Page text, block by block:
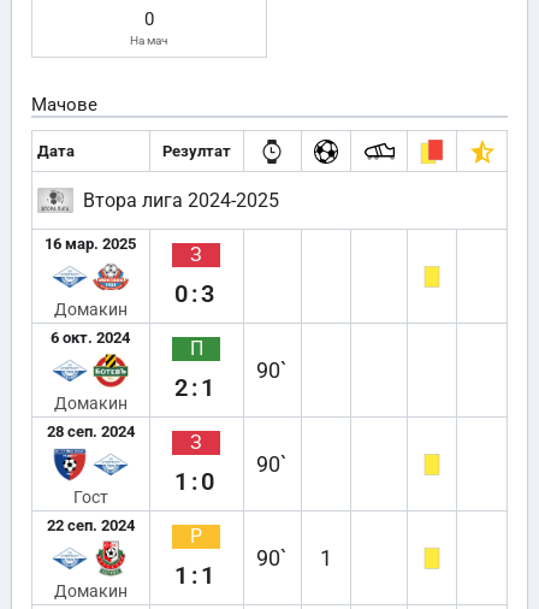
0
На мач
Мачове
Дата Резултат
Втора лига 2024-2025
16 мар. 2025
Домакин
З
0:3
6 окт. 2024
Домакин
П
2:1
90`
28 сеп. 2024
Гост
З
1:0
90`
22 сеп. 2024
Домакин
Р
1:1
90` 1